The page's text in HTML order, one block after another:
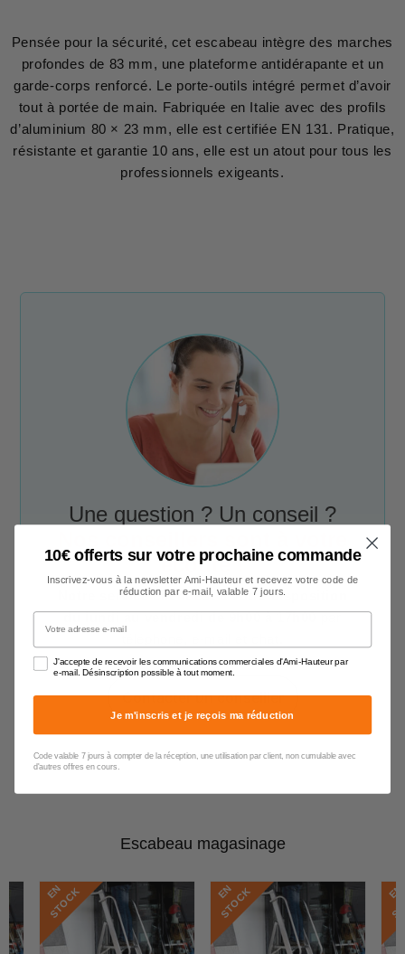
Pensée pour la sécurité, cet escabeau intègre des marches
profondes de 83 mm, une plateforme antidérapante et un
garde-corps renforcé. Le porte-outils intégré permet d’avoir
tout à portée de main. Fabriquée en Italie avec des profils
d’aluminium 80 × 23 mm, elle est certifiée EN 131. Pratique,
résistante et garantie 10 ans, elle est un atout pour tous les
professionnels exigeants.
Une question ? Un conseil ?
écoute !
Notre service client est à votre disposition
du lundi au vendredi de 9h00 à 17h00par
Contacter un conseiller
Escabeau magasinage
E
N
S
T
O
C
K E
N
S
T
O
C
K E
N
S
T
O
C
10€ offerts sur votre prochaine commande
Inscrivez-vous à la newsletter Ami-Hauteur et recevez votre code de
réduction par e-mail, valable 7 jours.
Votre adresse e-mail
J'accepte de recevoir les communications commerciales d'Ami-Hauteur par
e-mail. Désinscription possible à tout moment.
Je m'inscris et je reçois ma réduction
Code valable 7 jours à compter de la réception, une utilisation par client, non cumulable avec
d'autres offres en cours.